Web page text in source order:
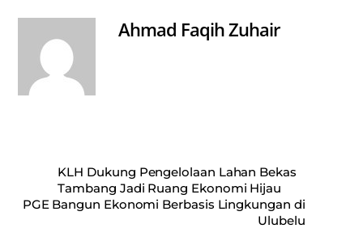
pp Ahmad Faqih Zuhair
KLH Dukung Pengelolaan Lahan Bekas
Tambang Jadi Ruang Ekonomi Hijau
PGE Bangun Ekonomi Berbasis Lingkungan di
Ulubelu